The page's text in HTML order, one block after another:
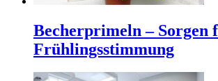
Becherprimeln – Sorgen
Frühlingsstimmung